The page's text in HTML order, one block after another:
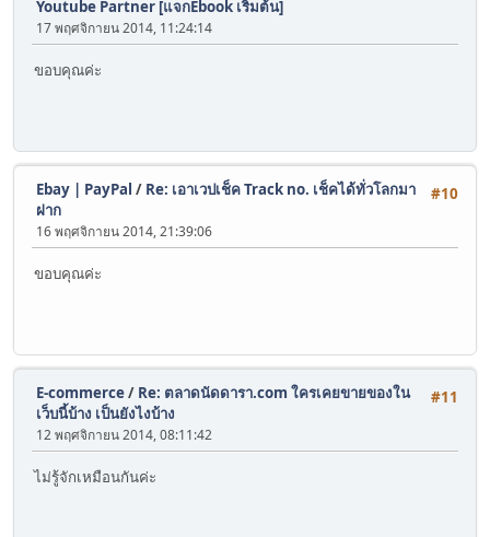
Youtube Partner [แจกEbook เริ่มต้น]
17 พฤศจิกายน 2014, 11:24:14
ขอบคุณค่ะ
#10
Ebay | PayPal / Re: เอาเวปเช็ค Track no. เช็คได้ทั่วโลกมา
ฝาก
16 พฤศจิกายน 2014, 21:39:06
ขอบคุณค่ะ
#11
E-commerce/ Re: ตลาดนัดดารา.com ใครเคยขายของใน
เว็บนี้บ้าง เป็นยังไงบ้าง
12 พฤศจิกายน 2014, 08:11:42
ไม่รู้จักเหมือนกันค่ะ